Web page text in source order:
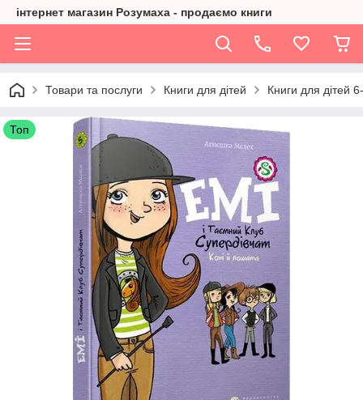
інтернет магазин Розумаха - продаємо книги
Товари та послуги Книги для дітей Книги для дітей
Топ